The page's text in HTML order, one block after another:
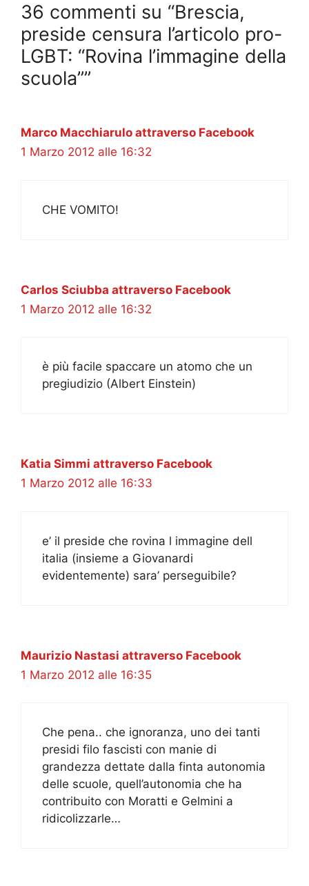
36 commenti su “Brescia,
preside censura l’articolo pro-
LGBT: “Rovina l’immagine della
scuola””
Marco Macchiarulo attraverso Facebook
1 Marzo 2012 alle 16:32
CHE VOMITO!
Carlos Sciubba attraverso Facebook
1 Marzo 2012 alle 16:32
è più facile spaccare un atomo che un
pregiudizio (Albert Einstein)
Katia Simmi attraverso Facebook
1 Marzo 2012 alle 16:33
e’ il preside che rovina l immagine dell
italia (insieme a Giovanardi
evidentemente) sara’ perseguibile?
Maurizio Nastasi attraverso Facebook
1 Marzo 2012 alle 16:35
Che pena.. che ignoranza, uno dei tanti
presidi filo fascisti con manie di
grandezza dettate dalla finta autonomia
delle scuole, quell’autonomia che ha
contribuito con Moratti e Gelmini a
ridicolizzarle…